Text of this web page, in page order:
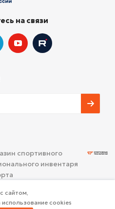
на связи
спортивного
инвентаря
сайтом,
cookies